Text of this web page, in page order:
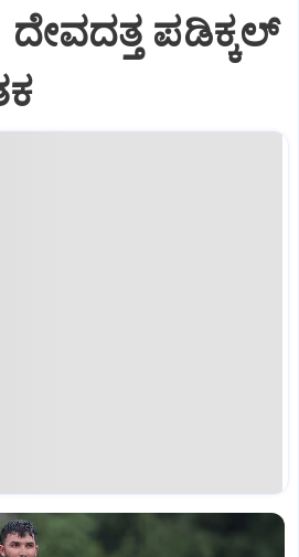
ದೇವದತ್ತ ಪಡಿಕ್ಕಲ್‌